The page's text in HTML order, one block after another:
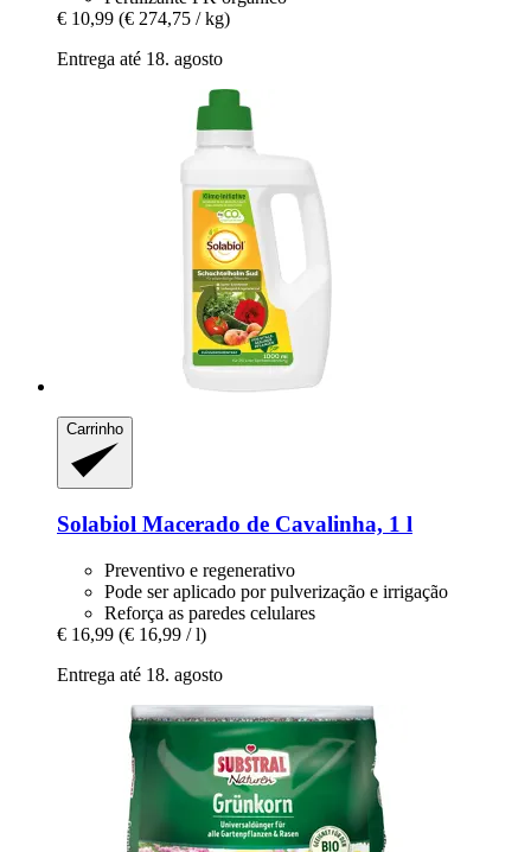
€ 10,99 (€ 274,75 / kg)
Entrega até 18. agosto
Carrinho
Solabiol Macerado de Cavalinha, 1 l
Preventivo e regenerativo
Pode ser aplicado por pulverização e irrigação
Reforça as paredes celulares
€ 16,99 (€ 16,99 / l)
Entrega até 18. agosto